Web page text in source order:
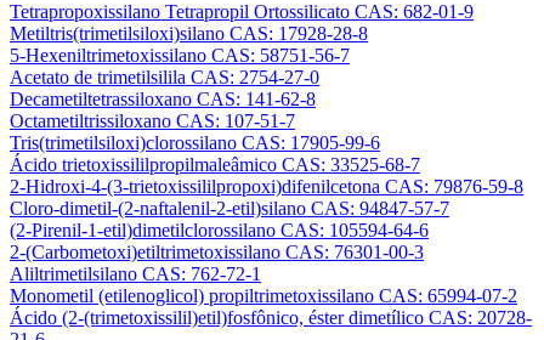
Tetrapropoxissilano Tetrapropil Ortossilicato CAS: 682-01-9
Metiltris(trimetilsiloxi)silano CAS: 17928-28-8
5-Hexeniltrimetoxissilano CAS: 58751-56-7
Acetato de trimetilsilila CAS: 2754-27-0
Decametiltetrassiloxano CAS: 141-62-8
Octametiltrissiloxano CAS: 107-51-7
Tris(trimetilsiloxi)clorossilano CAS: 17905-99-6
Ácido trietoxissililpropilmaleâmico CAS: 33525-68-7
2-Hidroxi-4-(3-trietoxissililpropoxi)difenilcetona CAS: 79876-59-8
Cloro-dimetil-(2-naftalenil-2-etil)silano CAS: 94847-57-7
(2-Pirenil-1-etil)dimetilclorossilano CAS: 105594-64-6
2-(Carbometoxi)etiltrimetoxissilano CAS: 76301-00-3
Aliltrimetilsilano CAS: 762-72-1
Monometil (etilenoglicol) propiltrimetoxissilano CAS: 65994-07-2
Ácido (2-(trimetoxissilil)etil)fosfônico, éster dimetílico CAS: 20728-